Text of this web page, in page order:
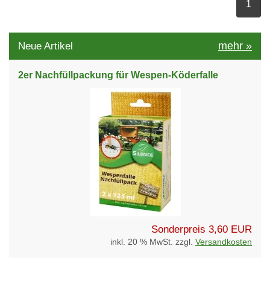
1
Neue Artikel mehr »
2er Nachfüllpackung für Wespen-Köderfalle
Sonderpreis 3,60 EUR
inkl. 20 % MwSt. zzgl. Versandkosten